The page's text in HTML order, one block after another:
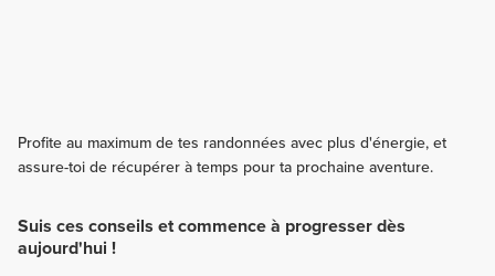
Profite au maximum de tes randonnées avec plus d'énergie, et
assure-toi de récupérer à temps pour ta prochaine aventure.
Suis ces conseils et commence à progresser dès
aujourd'hui !